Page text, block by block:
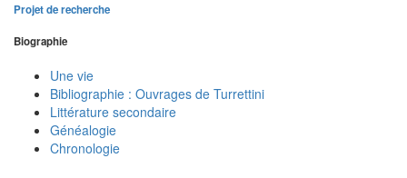
Projet de recherche
Biographie
Une vie
Bibliographie : Ouvrages de Turrettini
Littérature secondaire
Généalogie
Chronologie